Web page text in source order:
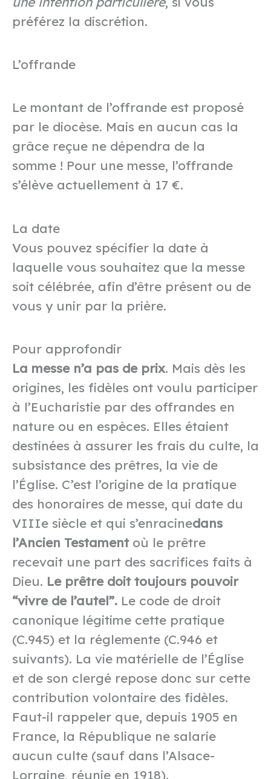
préférez la discrétion.
L’offrande
Le montant de l’offrande est proposé
par le diocèse. Mais en aucun cas la
grâce reçue ne dépendra de la
somme ! Pour une messe, l’offrande
s’élève actuellement à 17 €.
La date
Vous pouvez spécifier la date à
laquelle vous souhaitez que la messe
soit célébrée, afin d’être présent ou de
vous y unir par la prière.
Pour approfondir
La messe n’a pas de prix. Mais dès les
origines, les fidèles ont voulu participer
à l’Eucharistie par des offrandes en
nature ou en espèces. Elles étaient
destinées à assurer les frais du culte, la
subsistance des prêtres, la vie de
l’Église. C’est l’origine de la pratique
des honoraires de messe, qui date du
VIIIe siècle et qui s’enracinedans
l’Ancien Testamentoù le prêtre
recevait une part des sacrifices faits à
Dieu. Le prêtre doit toujours pouvoir
“vivre de l’autel”. Le code de droit
canonique légitime cette pratique
(C.945) et la réglemente (C.946 et
suivants). La vie matérielle de l’Église
et de son clergé repose donc sur cette
contribution volontaire des fidèles.
Faut-il rappeler que, depuis 1905 en
France, la République ne salarie
aucun culte (sauf dans l’Alsace-
Lorraine, réunie en 1918).